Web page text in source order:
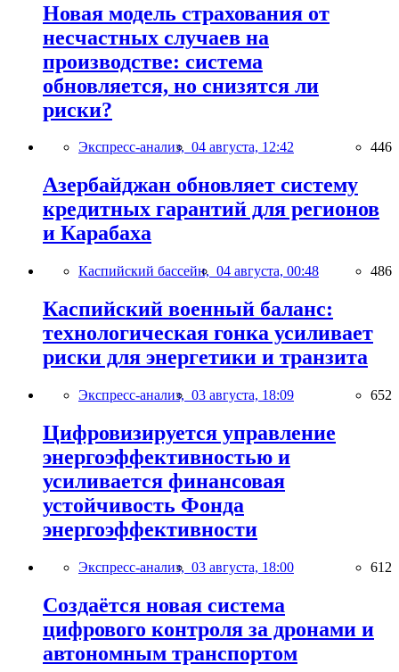
Новая модель страхования от
несчастных случаев на
производстве: система
обновляется, но снизятся ли
риски?
Экспресс-анализ, 04 августа, 12:42 446
Азербайджан обновляет систему
кредитных гарантий для регионов
и Карабаха
Каспийский бассейн, 04 августа, 00:48 486
Каспийский военный баланс:
технологическая гонка усиливает
риски для энергетики и транзита
Экспресс-анализ, 03 августа, 18:09 652
Цифровизируется управление
энергоэффективностью и
усиливается финансовая
устойчивость Фонда
энергоэффективности
Экспресс-анализ, 03 августа, 18:00 612
Создаётся новая система
цифрового контроля за дронами и
автономным транспортом